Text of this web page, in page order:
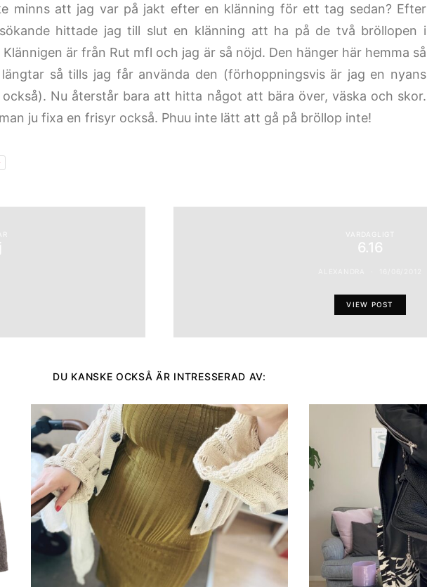
minns att jag var på jakt efter en klänning för ett tag sedan? Efter
hittade jag till slut en klänning att ha på de två bröllopen i
Klännigen är från Rut mfl och jag är så nöjd. Den hänger här hemma så
så tills jag får använda den (förhoppningsvis är jag en nyans
också). Nu återstår bara att hitta något att bära över, väska och skor.
ju fixa en frisyr också. Phuu inte lätt att gå på bröllop inte!
VARDAGLIGT
6.16
VIEW POST
DU KANSKE OCKSÅ ÄR INTRESSERAD AV: